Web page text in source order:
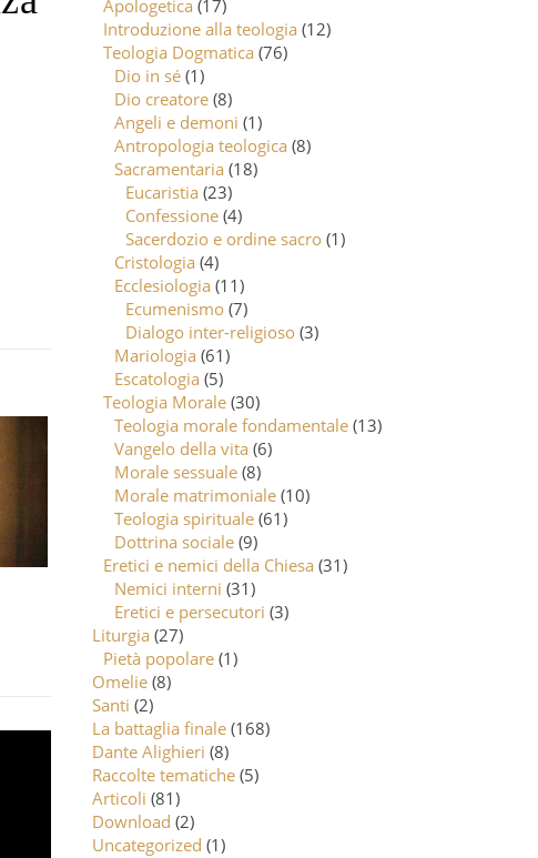
Apologetica (17)
Introduzione alla teologia (12)
Teologia Dogmatica (76)
Dio in sé (1)
Dio creatore (8)
Angeli e demoni (1)
Antropologia teologica (8)
Sacramentaria (18)
Eucaristia (23)
Confessione (4)
Sacerdozio e ordine sacro (1)
Cristologia (4)
Ecclesiologia (11)
Ecumenismo (7)
Dialogo inter-religioso (3)
Mariologia (61)
Escatologia (5)
Teologia Morale (30)
Teologia morale fondamentale (13)
Vangelo della vita (6)
Morale sessuale (8)
Morale matrimoniale (10)
Teologia spirituale (61)
Dottrina sociale (9)
Eretici e nemici della Chiesa (31)
Nemici interni (31)
Eretici e persecutori (3)
Liturgia (27)
Pietà popolare (1)
Omelie (8)
Santi (2)
La battaglia finale (168)
Dante Alighieri (8)
Raccolte tematiche (5)
Articoli (81)
Download (2)
Uncategorized (1)